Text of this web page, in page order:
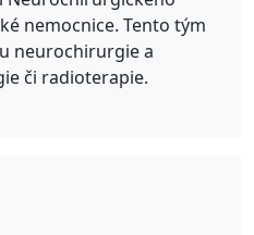
nemocnice. Tento tým
neurochirurgie a
či radioterapie.